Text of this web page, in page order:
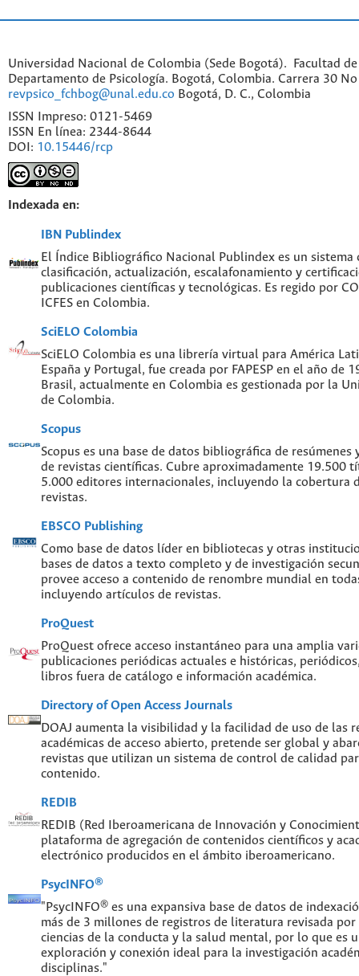
Universidad Nacional de Colombia (Sede Bogotá). Facultad de
Departamento de Psicología. Bogotá, Colombia. Carrera 30
revpsico_fchbog@unal.edu.co Bogotá, D. C., Colombia
ISSN Impreso: 0121-5469
ISSN En línea: 2344-8644
DOI: 10.15446/rcp
Indexada en:
IBN Publindex
El Índice Bibliográfico Nacional Publindex es un
clasificación, actualización, escalafonamiento y
publicaciones científicas y tecnológicas. Es regido por
ICFES en Colombia.
SciELO Colombia
SciELO Colombia es una librería virtual para América
España y Portugal, fue creada por FAPESP en el año de
Brasil, actualmente en Colombia es gestionada por la
de Colombia.
Scopus
Scopus es una base de datos bibliográfica de
de revistas científicas. Cubre aproximadamente 19.500
5.000 editores internacionales, incluyendo la cobertura
revistas.
EBSCO Publishing
Como base de datos líder en bibliotecas y otras
bases de datos a texto completo y de investigación
provee acceso a contenido de renombre mundial en
incluyendo artículos de revistas.
ProQuest
ProQuest ofrece acceso instantáneo para una amplia
publicaciones periódicas actuales e históricas,
libros fuera de catálogo e información académica.
Directory of Open Access Journals
DOAJ aumenta la visibilidad y la facilidad de uso de las
académicas de acceso abierto, pretende ser global y
revistas que utilizan un sistema de control de calidad
contenido.
REDIB
REDIB (Red Iberoamericana de Innovación y
plataforma de agregación de contenidos científicos y
electrónico producidos en el ámbito iberoamericano.
PsycINFO®
"PsycINFO® es una expansiva base de datos de
más de 3 millones de registros de literatura revisada por
ciencias de la conducta y la salud mental, por lo que es
exploración y conexión ideal para la investigación
disciplinas."